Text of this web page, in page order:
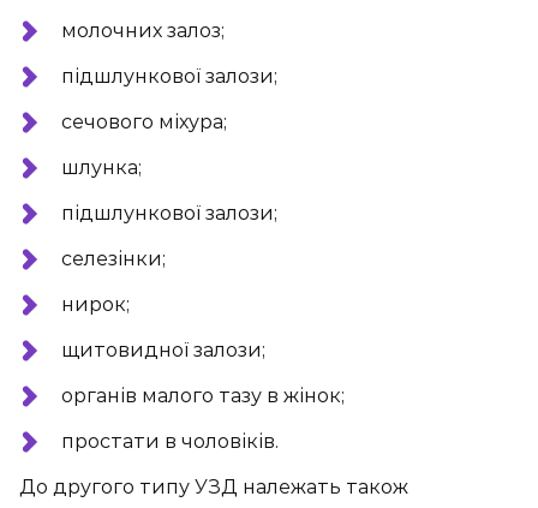
молочних залоз;
підшлункової залози;
сечового міхура;
шлунка;
підшлункової залози;
селезінки;
нирок;
щитовидної залози;
органів малого тазу в жінок;
простати в чоловіків.
До другого типу УЗД належать також